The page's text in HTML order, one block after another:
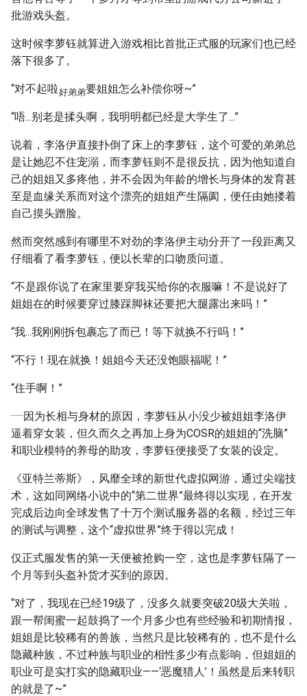
批游戏头盔。
这时候李萝钰就算进入游戏相比首批正式服的玩家们也已经
落下很多了。
“对不起啦好弟弟要姐姐怎么补偿你呀~”
“唔...别老是揉头啊，我明明都已经是大学生了...”
说着，李洛伊直接扑倒了床上的李萝钰，这个可爱的弟弟总
是让她忍不住宠溺，而李萝钰则不是很反抗，因为他知道自
己的姐姐又多疼他，并不会因为年龄的增长与身体的发育甚
至是血缘关系而对这个漂亮的姐姐产生隔阂，便任由她搂着
自己摸头蹭脸。
然而突然感到有哪里不对劲的李洛伊主动分开了一段距离又
仔细看了看李萝钰，便以长辈的口吻质问道。
“不是跟你说了在家里要穿我买给你的衣服嘛！不是说好了
姐姐在的时候要穿过膝踩脚袜还要把大腿露出来吗！”
“我...我刚刚拆包裹忘了而已！等下就换不行吗！”
“不行！现在就换！姐姐今天还没饱眼福呢！”
“住手啊！”
······因为长相与身材的原因，李萝钰从小没少被姐姐李洛伊
逼着穿女装，但久而久之再加上身为COSR的姐姐的“洗脑”
和职业模特的养母的助攻，李萝钰便接受了女装的设定。
《亚特兰蒂斯》，风靡全球的新世代虚拟网游，通过尖端技
术，这如同网络小说中的“第二世界”最终得以实现，在开发
完成后边向全球发售了十万个测试服务器的名额，经过三年
的测试与调整，这个“虚拟世界”终于得以完成！
仅正式服发售的第一天便被抢购一空，这也是李萝钰隔了一
个月等到头盔补货才买到的原因。
“对了，我现在已经19级了，没多久就要突破20级大关啦，
跟一帮闺蜜一起鼓捣了一个月多少也有些经验和初期情报，
姐姐是比较稀有的兽族，当然只是比较稀有的，也不是什么
隐藏种族，不过种族与职业的相性多少有点影响，但姐姐的
职业可是实打实的隐藏职业——‘恶魔猎人’！虽然是后来转职
的就是了~”